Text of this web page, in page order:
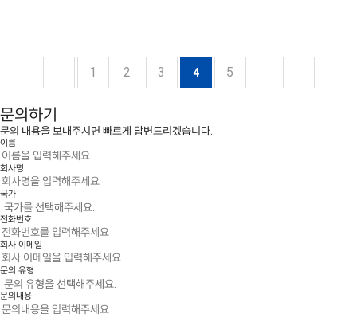
1 2 3 4 5
문의하기
문의 내용을 보내주시면 빠르게 답변드리겠습니다.
이름
회사명
국가
전화번호
회사 이메일
문의 유형
문의내용